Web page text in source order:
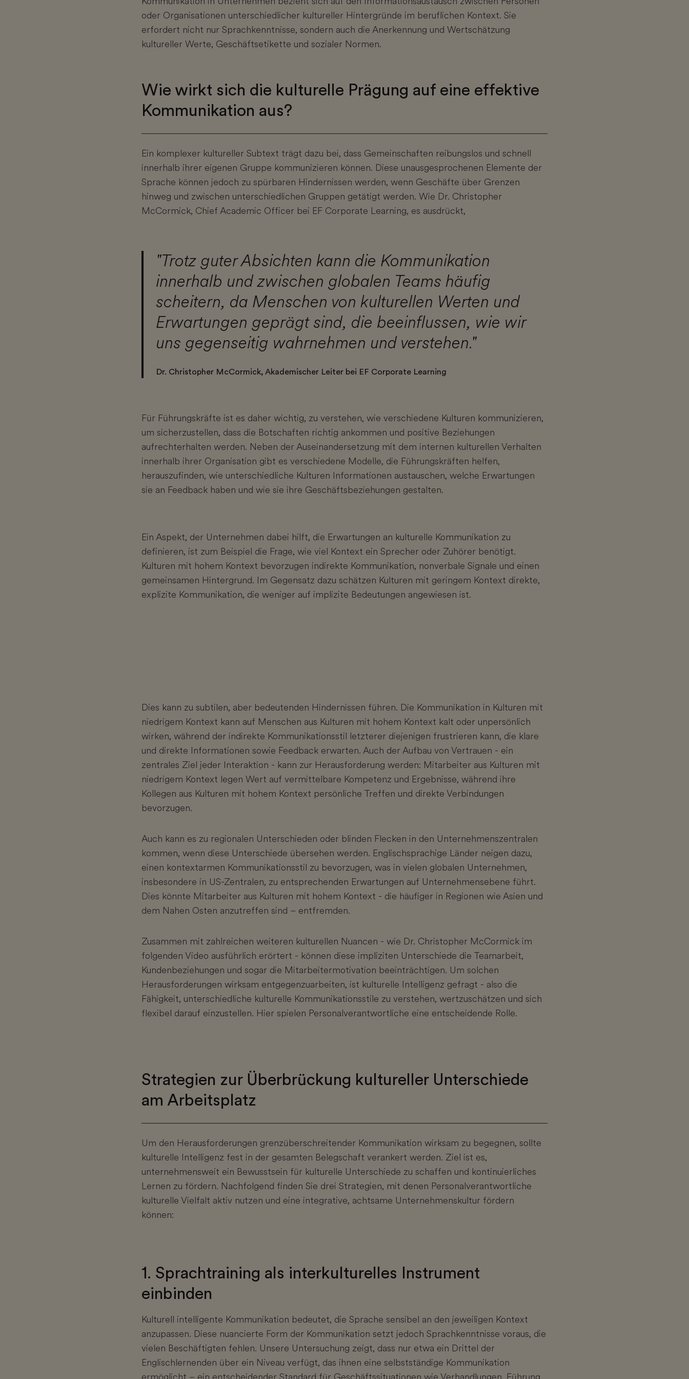
oder Organisationen unterschiedlicher kultureller Hintergründe im beruflichen Kontext. Sie
erfordert nicht nur Sprachkenntnisse, sondern auch die Anerkennung und Wertschätzung
kultureller Werte, Geschäftsetikette und sozialer Normen.
Wie wirkt sich die kulturelle Prägung auf eine effektive
Kommunikation aus?
Ein komplexer kultureller Subtext trägt dazu bei, dass Gemeinschaften reibungslos und schnell
innerhalb ihrer eigenen Gruppe kommunizieren können. Diese unausgesprochenen Elemente der
Sprache können jedoch zu spürbaren Hindernissen werden, wenn Geschäfte über Grenzen
hinweg und zwischen unterschiedlichen Gruppen getätigt werden. Wie Dr. Christopher
McCormick, Chief Academic Officer bei EF Corporate Learning, es ausdrückt,
"Trotz guter Absichten kann die Kommunikation
innerhalb und zwischen globalen Teams häufig
scheitern, da Menschen von kulturellen Werten und
Erwartungen geprägt sind, die beeinflussen, wie wir
uns gegenseitig wahrnehmen und verstehen."
Dr. Christopher McCormick, Akademischer Leiter bei EF Corporate Learning
Für Führungskräfte ist es daher wichtig, zu verstehen, wie verschiedene Kulturen kommunizieren,
um sicherzustellen, dass die Botschaften richtig ankommen und positive Beziehungen
aufrechterhalten werden. Neben der Auseinandersetzung mit dem internen kulturellen Verhalten
innerhalb ihrer Organisation gibt es verschiedene Modelle, die Führungskräften helfen,
herauszufinden, wie unterschiedliche Kulturen Informationen austauschen, welche Erwartungen
sie an Feedback haben und wie sie ihre Geschäftsbeziehungen gestalten.
Ein Aspekt, der Unternehmen dabei hilft, die Erwartungen an kulturelle Kommunikation zu
definieren, ist zum Beispiel die Frage, wie viel Kontext ein Sprecher oder Zuhörer benötigt.
Kulturen mit hohem Kontext bevorzugen indirekte Kommunikation, nonverbale Signale und einen
gemeinsamen Hintergrund. Im Gegensatz dazu schätzen Kulturen mit geringem Kontext direkte,
explizite Kommunikation, die weniger auf implizite Bedeutungen angewiesen ist.
Dies kann zu subtilen, aber bedeutenden Hindernissen führen. Die Kommunikation in Kulturen mit
niedrigem Kontext kann auf Menschen aus Kulturen mit hohem Kontext kalt oder unpersönlich
wirken, während der indirekte Kommunikationsstil letzterer diejenigen frustrieren kann, die klare
und direkte Informationen sowie Feedback erwarten. Auch der Aufbau von Vertrauen - ein
zentrales Ziel jeder Interaktion - kann zur Herausforderung werden: Mitarbeiter aus Kulturen mit
niedrigem Kontext legen Wert auf vermittelbare Kompetenz und Ergebnisse, während ihre
Kollegen aus Kulturen mit hohem Kontext persönliche Treffen und direkte Verbindungen
bevorzugen.
Auch kann es zu regionalen Unterschieden oder blinden Flecken in den Unternehmenszentralen
kommen, wenn diese Unterschiede übersehen werden. Englischsprachige Länder neigen dazu,
einen kontextarmen Kommunikationsstil zu bevorzugen, was in vielen globalen Unternehmen,
insbesondere in US-Zentralen, zu entsprechenden Erwartungen auf Unternehmensebene führt.
Dies könnte Mitarbeiter aus Kulturen mit hohem Kontext - die häufiger in Regionen wie Asien und
dem Nahen Osten anzutreffen sind – entfremden.
Zusammen mit zahlreichen weiteren kulturellen Nuancen - wie Dr. Christopher McCormick im
folgenden Video ausführlich erörtert - können diese impliziten Unterschiede die Teamarbeit,
Kundenbeziehungen und sogar die Mitarbeitermotivation beeinträchtigen. Um solchen
Herausforderungen wirksam entgegenzuarbeiten, ist kulturelle Intelligenz gefragt - also die
Fähigkeit, unterschiedliche kulturelle Kommunikationsstile zu verstehen, wertzuschätzen und sich
flexibel darauf einzustellen. Hier spielen Personalverantwortliche eine entscheidende Rolle.
Strategien zur Überbrückung kultureller Unterschiede
am Arbeitsplatz
Um den Herausforderungen grenzüberschreitender Kommunikation wirksam zu begegnen, sollte
kulturelle Intelligenz fest in der gesamten Belegschaft verankert werden. Ziel ist es,
unternehmensweit ein Bewusstsein für kulturelle Unterschiede zu schaffen und kontinuierliches
Lernen zu fördern. Nachfolgend finden Sie drei Strategien, mit denen Personalverantwortliche
kulturelle Vielfalt aktiv nutzen und eine integrative, achtsame Unternehmenskultur fördern
können:
1. Sprachtraining als interkulturelles Instrument
einbinden
Kulturell intelligente Kommunikation bedeutet, die Sprache sensibel an den jeweiligen Kontext
anzupassen. Diese nuancierte Form der Kommunikation setzt jedoch Sprachkenntnisse voraus, die
vielen Beschäftigten fehlen. Unsere Untersuchung zeigt, dass nur etwa ein Drittel der
Englischlernenden über ein Niveau verfügt, das ihnen eine selbstständige Kommunikation
ermöglicht – ein entscheidender Standard für Geschäftssituationen wie Verhandlungen, Führung